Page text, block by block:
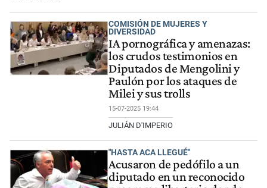
COMISIÓN DE MUJERES Y
DIVERSIDAD
IA pornográfica y amenazas:
los crudos testimonios en
Diputados de Mengolini y
Paulón por los ataques de
Milei y sus trolls
15-07-2025 19:44
JULIÁN D'IMPERIO
"HASTA ACA LLEGUÉ"
Acusaron de pedófilo a un
diputado en un reconocido